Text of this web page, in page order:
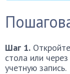
Шаг 1.
стола или
учетную запись.